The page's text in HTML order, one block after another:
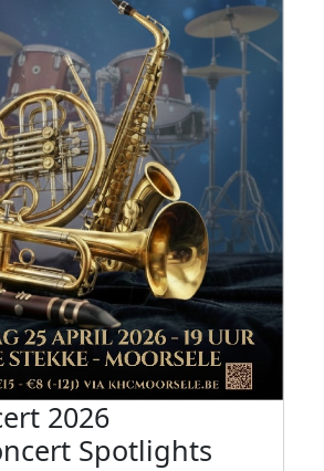
2026
Spotlights